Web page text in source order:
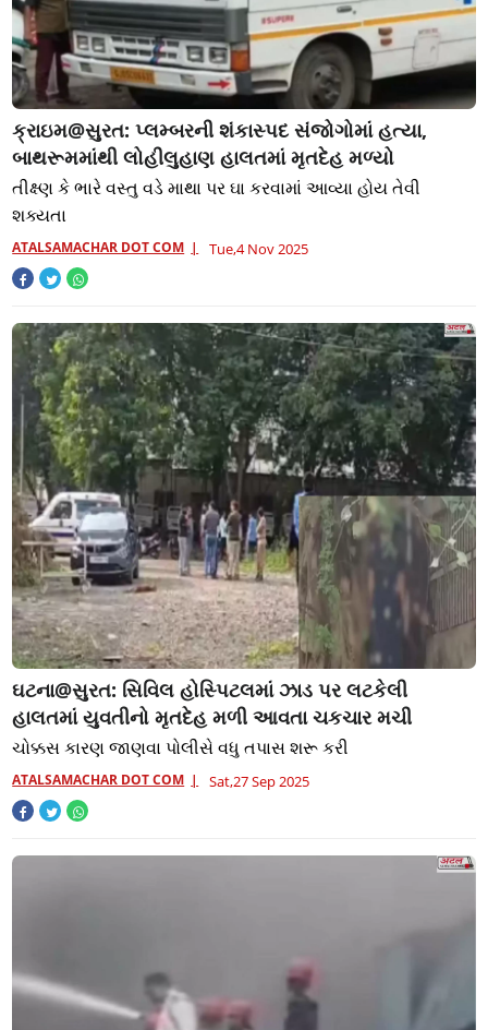
ક્રાઇમ@સુરત: પ્લમ્બરની શંકાસ્પદ સંજોગોમાં હત્યા,
બાથરૂમમાંથી લોહીલુહાણ હાલતમાં મૃતદેહ મળ્યો
તીક્ષ્‍ણ કે ભારે વસ્તુ વડે માથા પર ઘા કરવામાં આવ્યા હોય તેવી
શક્યતા
ATALSAMACHAR DOT COM Tue,4 Nov 2025
ઘટના@સુરત: સિવિલ હોસ્પિટલમાં ઝાડ પર લટકેલી
હાલતમાં યુવતીનો મૃતદેહ મળી આવતા ચકચાર મચી
ચોક્કસ કારણ જાણવા પોલીસે વધુ તપાસ શરૂ કરી
ATALSAMACHAR DOT COM Sat,27 Sep 2025